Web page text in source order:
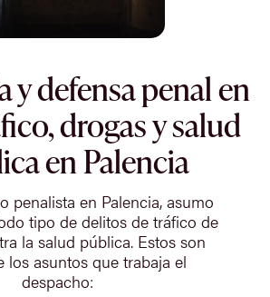
y defensa penal en
drogas y salud
en Palencia
penalista en Palencia, asumo
tipo de delitos de tráfico de
la salud pública. Estos son
los asuntos que trabaja el
despacho: